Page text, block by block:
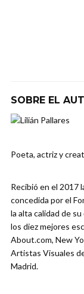
SOBRE EL
Poeta, actriz y
Recibió en el 2017
concedida por el
la alta calidad de
los diez mejores
About.com, New
Artistas Visuales
Madrid.